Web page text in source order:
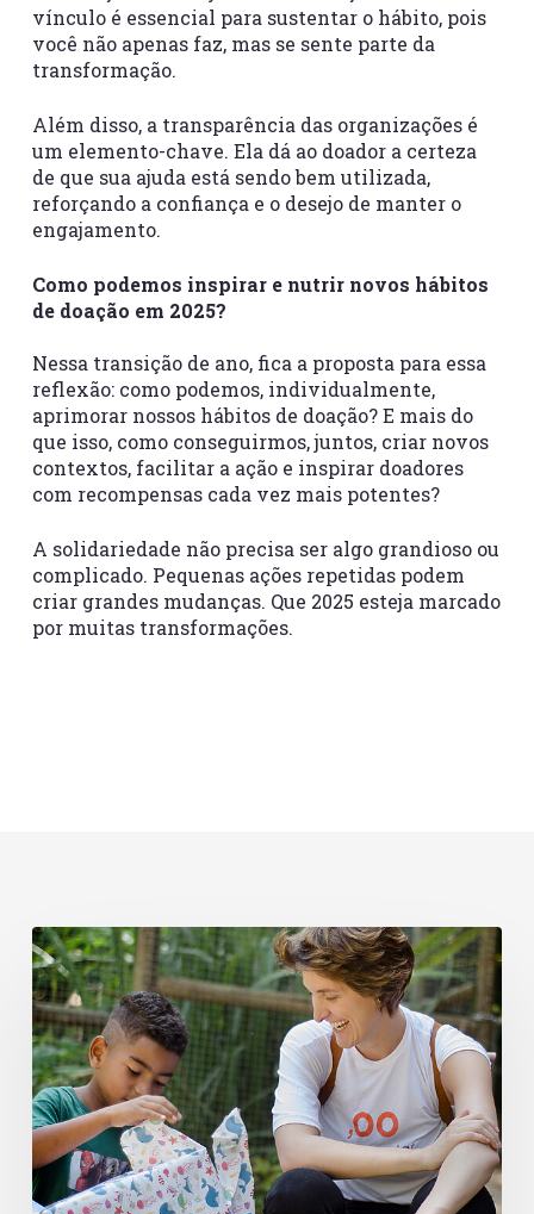
vínculo é essencial para sustentar o hábito, pois
você não apenas faz, mas se sente parte da
transformação.
Além disso, a transparência das organizações é
um elemento-chave. Ela dá ao doador a certeza
de que sua ajuda está sendo bem utilizada,
reforçando a confiança e o desejo de manter o
engajamento.
Como podemos inspirar e nutrir novos hábitos
de doação em 2025?
Nessa transição de ano, fica a proposta para essa
reflexão: como podemos, individualmente,
aprimorar nossos hábitos de doação? E mais do
que isso, como conseguirmos, juntos, criar novos
contextos, facilitar a ação e inspirar doadores
com recompensas cada vez mais potentes?
A solidariedade não precisa ser algo grandioso ou
complicado. Pequenas ações repetidas podem
criar grandes mudanças. Que 2025 esteja marcado
por muitas transformações.
Dia
de
Doar
e
o
futuro
da
filantropia
no
consumo
digital